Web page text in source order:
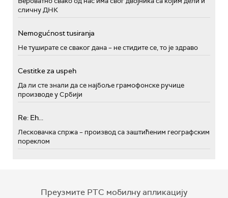
сличну ДНК
Nemogućnost tusiranja
Не туширате се сваког дана – не стидите се, то је здраво
Cestitke za uspeh
Да ли сте знали да се најбоље грамофонске ручице
производе у Србији
Re: Eh...
Лесковачка спржа – производ са заштићеним географским
пореклом
Преузмите РТС мобилну апликацију